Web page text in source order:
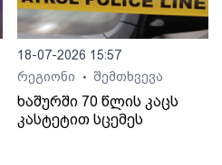
18-07-2026 15:57
რეგიონი
• შემთხვევა
ხაშურში 70 წლის კაცს
კასტეტით სცემეს